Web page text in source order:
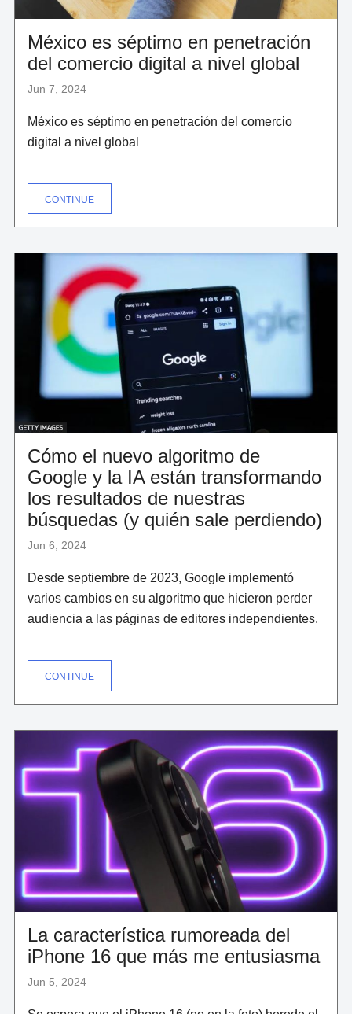
México es séptimo en penetración
del comercio digital a nivel global
Jun 7, 2024
México es séptimo en penetración del comercio
digital a nivel global
CONTINUE"MÉXICO
SÉPTIMO
EN
COMERCIO
DIGITAL
A
NIVEL
GLOBAL"
Cómo el nuevo algoritmo de
Google y la IA están transformando
los resultados de nuestras
búsquedas (y quién sale perdiendo)
Jun 6, 2024
Desde septiembre de 2023, Google implementó
varios cambios en su algoritmo que hicieron perder
audiencia a las páginas de editores independientes.
CONTINUE"CÓMO
NUEVO
ALGORITMO
Y
LA
IA
ESTÁN
TRANSFORMANDO
LOS
RESULTADOS
DE
NUESTRAS
BÚSQUEDAS
QUIÉN
SALE
PERDIENDO)"
La característica rumoreada del
iPhone 16 que más me entusiasma
Jun 5, 2024